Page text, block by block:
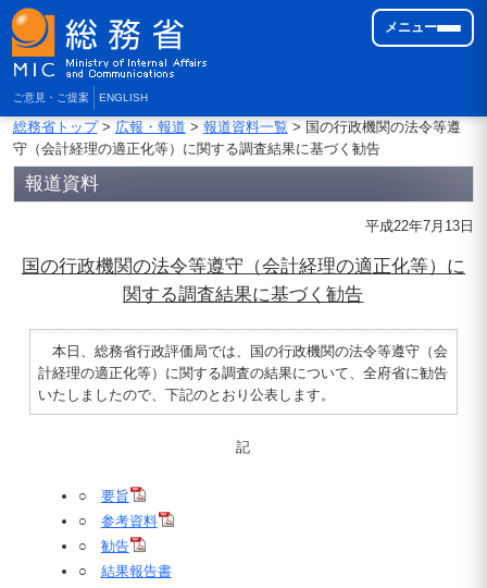
ご意見・ご提案 ENGLISH
メニュー
総務省トップ> 広報・報道 > 報道資料一覧> 国の行政機関の法令等遵
守（会計経理の適正化等）に関する調査結果に基づく勧告
報道資料
平成22年7月13日
国の行政機関の法令等遵守（会計経理の適正化等）に
関する調査結果に基づく勧告
本日、総務省行政評価局では、国の行政機関の法令等遵守（会
計経理の適正化等）に関する調査の結果について、全府省に勧告
いたしましたので、下記のとおり公表します。
記
○ 要旨
○ 参考資料
○ 勧告
○ 結果報告書